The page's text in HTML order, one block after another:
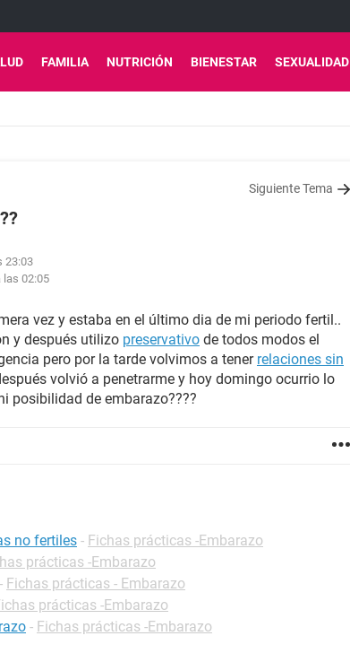
FAMILIA NUTRICIÓN BIENESTAR SEXUALIDAD
Siguiente Tema
23:03
las 02:05
vez y estaba en el último dia de mi periodo fertil..
y después​ utilizo preservativo de todos modos el
pero por la tarde volvimos a tener relaciones sin
volvió a penetrarme y hoy domingo ocurrio lo
posibilidad de embarazo????
no fertiles - Fichas prácticas -Embarazo
prácticas -Embarazo
- Fichas prácticas - Embarazo
prácticas -Embarazo
- Fichas prácticas -Embarazo